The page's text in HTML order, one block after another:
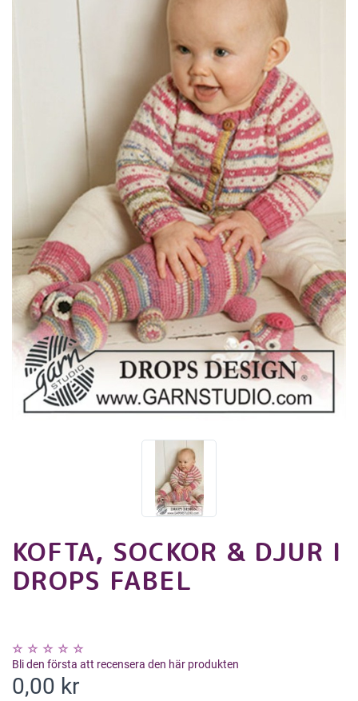
KOFTA, SOCKOR & DJUR I
DROPS FABEL
Bli den första att recensera den här produkten
0,00 kr